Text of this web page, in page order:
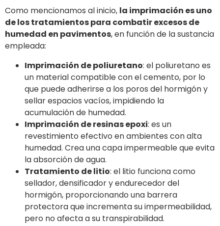
Como mencionamos al inicio, la imprimación es uno
de los tratamientos para combatir excesos de
humedad en pavimentos, en función de la sustancia
empleada:
Imprimación de poliuretano: el poliuretano es
un material compatible con el cemento, por lo
que puede adherirse a los poros del hormigón y
sellar espacios vacíos, impidiendo la
acumulación de humedad.
Imprimación de resinas epoxi: es un
revestimiento efectivo en ambientes con alta
humedad. Crea una capa impermeable que evita
la absorción de agua.
Tratamiento de litio: el litio funciona como
sellador, densificador y endurecedor del
hormigón, proporcionando una barrera
protectora que incrementa su impermeabilidad,
pero no afecta a su transpirabilidad.